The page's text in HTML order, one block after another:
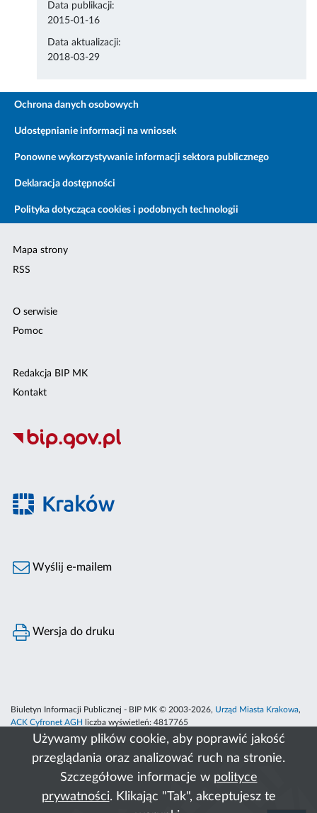
Używamy plików cookie, aby poprawić jakość
przeglądania oraz analizować ruch na stronie.
Szczegółowe informacje w polityce
prywatności. Klikając "Tak", akceptujesz te
Data publikacji:
2015-01-16
Data aktualizacji:
2018-03-29
Ochrona danych osobowych
Udostępnianie informacji na wniosek
Ponowne wykorzystywanie informacji sektora publicznego
Deklaracja dostępności
Polityka dotycząca cookies i podobnych technologii
Mapa strony
RSS
O serwisie
Pomoc
Redakcja BIP MK
Kontakt
Wyślij e-mailem
Wersja do druku
Biuletyn Informacji Publicznej - BIP MK © 2003-2026, Urząd Miasta Krakowa,
ACK Cyfronet AGH
liczba wyświetleń: 4817765